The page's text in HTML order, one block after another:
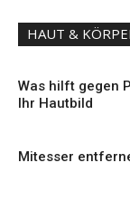
HAUT &
Was hilft gegen
Ihr Hautbild
Mitesser